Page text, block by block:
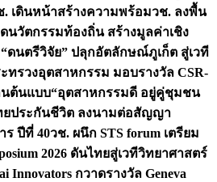
. เดินหน้าสร้างความพร้อมวช. ลงพื้น
นวัตกรรมท้องถิ่น สร้างมูลค่าเชิง
ดนตรีวิจัย” ปลุกอัตลักษณ์ภูเก็ต สู่เวที
ทรวงอุตสาหกรรม มอบรางวัล CSR-
นต้นแบบ“อุตสาหกรรมดี อยู่คู่ชุมชน
ยประกันชีวิต ลงนามต่อสัญญา
ร ปีที่ 40วช. ผนึก STS forum เตรียม
2026 ดันไทยสู่เวทีวิทยาศาสตร์
Innovators กวาดรางวัล Geneva